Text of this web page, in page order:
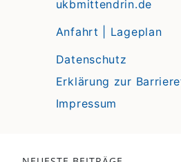
ukbmittendrin.de
Anfahrt | Lageplan
Datenschutz
Erklärung zur
Impressum